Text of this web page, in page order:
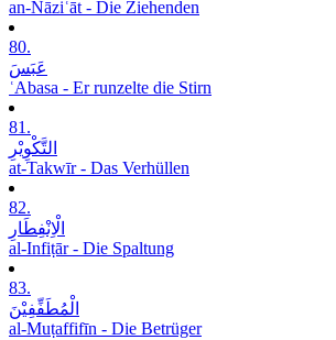
an-Nāziʿāt - Die Ziehenden
80.
عَبَسَ
ʿAbasa - Er runzelte die Stirn
81.
التَّکْوِیْرِ
at-Takwīr - Das Verhüllen
82.
الْاِنْفِطَارِ
al-Infiṭār - Die Spaltung
83.
الْمُطَفِّفِیْنَ
al-Muṭaffifīn - Die Betrüger